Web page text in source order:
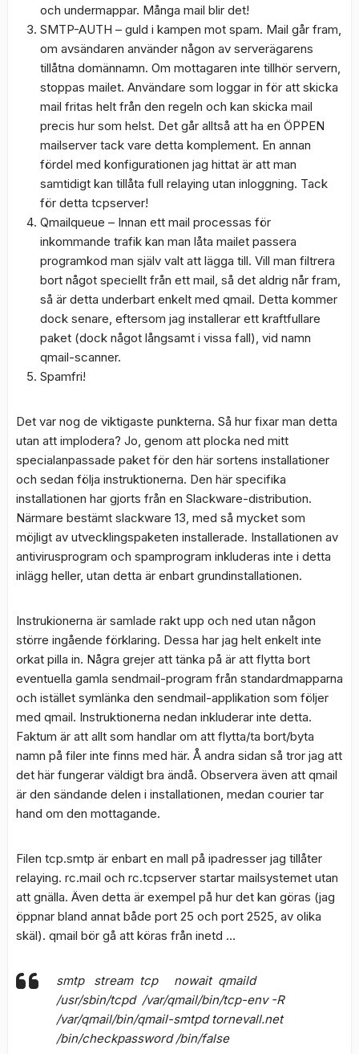
och undermappar. Många mail blir det!
SMTP-AUTH – guld i kampen mot spam. Mail går fram,
om avsändaren använder någon av serverägarens
tillåtna domännamn. Om mottagaren inte tillhör servern,
stoppas mailet. Användare som loggar in för att skicka
mail fritas helt från den regeln och kan skicka mail
precis hur som helst. Det går alltså att ha en ÖPPEN
mailserver tack vare detta komplement. En annan
fördel med konfigurationen jag hittat är att man
samtidigt kan tillåta full relaying utan inloggning. Tack
för detta tcpserver!
Qmailqueue – Innan ett mail processas för
inkommande trafik kan man låta mailet passera
programkod man själv valt att lägga till. Vill man filtrera
bort något speciellt från ett mail, så det aldrig når fram,
så är detta underbart enkelt med qmail. Detta kommer
dock senare, eftersom jag installerar ett kraftfullare
paket (dock något långsamt i vissa fall), vid namn
qmail-scanner.
Spamfri!
Det var nog de viktigaste punkterna. Så hur fixar man detta
utan att implodera? Jo, genom att plocka ned mitt
specialanpassade paket för den här sortens installationer
och sedan följa instruktionerna. Den här specifika
installationen har gjorts från en Slackware-distribution.
Närmare bestämt slackware 13, med så mycket som
möjligt av utvecklingspaketen installerade. Installationen av
antivirusprogram och spamprogram inkluderas inte i detta
inlägg heller, utan detta är enbart grundinstallationen.
Instrukionerna är samlade rakt upp och ned utan någon
större ingående förklaring. Dessa har jag helt enkelt inte
orkat pilla in. Några grejer att tänka på är att flytta bort
eventuella gamla sendmail-program från standardmapparna
och istället symlänka den sendmail-applikation som följer
med qmail. Instruktionerna nedan inkluderar inte detta.
Faktum är att allt som handlar om att flytta/ta bort/byta
namn på filer inte finns med här. Å andra sidan så tror jag att
det här fungerar väldigt bra ändå. Observera även att qmail
är den sändande delen i installationen, medan courier tar
hand om den mottagande.
Filen tcp.smtp är enbart en mall på ipadresser jag tillåter
relaying. rc.mail och rc.tcpserver startar mailsystemet utan
att gnälla. Även detta är exempel på hur det kan göras (jag
öppnar bland annat både port 25 och port 2525, av olika
skäl). qmail bör gå att köras från inetd …
smtp stream tcp nowait qmaild
/usr/sbin/tcpd /var/qmail/bin/tcp-env -R
/var/qmail/bin/qmail-smtpd tornevall.net
/bin/checkpassword /bin/false